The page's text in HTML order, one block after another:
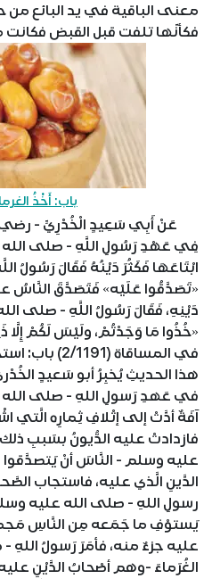
معنى الباقية في يد البائع من
فكأنّها تلفت قبل القبض فكانت
باب: أَخْذُ
عَنْ أَبِي سَعِيدٍ الْخُدْرِيِّ - رضي
فِي عَهْدِ رَسُولِ اللَّهِ - صلى
ابْتَاعَهَا فَكَثُرَ دَيْنُهُ فَقَالَ رَسُولُ
«تَصَدَّقُوا عَلَيْه» فَتَصَدَّقَ النَّاسُ
دَيْنِهِ، فَقَالَ رَسُولُ اللَّهِ - صلى
«خُذُوا مَا وَجَدْتُمْ، ولَيْسَ لَكُمْ إِلَّا
في المساقاة
هذا الحديثِ يُخبِرُ أبو سَعيدٍ
في عَهدِ رَسولِ اللهِ - صلى الله
آفَةٌ أدَّتْ إلى إتْلافِ ثِمارِه الَّتي
فازدادتْ عليه الدُّيونُ بسَببِ
عليه وسلم - النَّاسَ أنْ
الدَّينِ الَّذي عليه، فاستجاب
رسولِ اللهِ - صلى الله عليه
يَستوْفِ ما جَمَعه مِن النَّاسِ
عليه جزءٌ منه، فأمَرَ رَسولُ
الغُرَماءَ -وهم أصْحابُ الدَّيْنِ